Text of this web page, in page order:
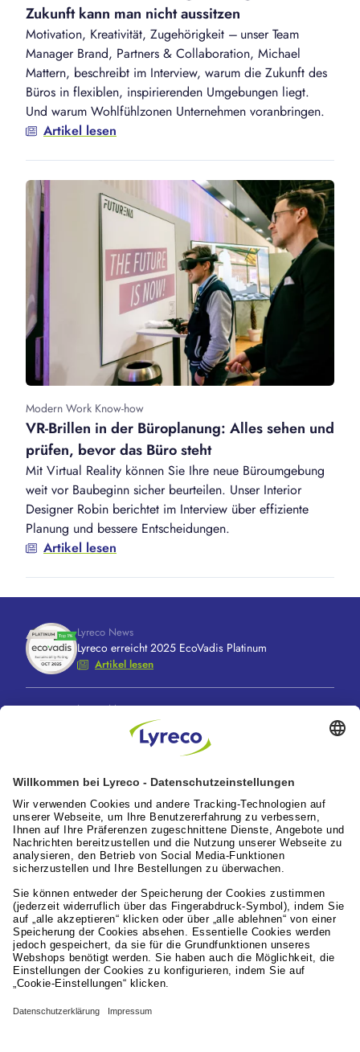
Zukunft kann man nicht aussitzen
Motivation, Kreativität, Zugehörigkeit – unser Team
Manager Brand, Partners & Collaboration, Michael
Mattern, beschreibt im Interview, warum die Zukunft des
Büros in flexiblen, inspirierenden Umgebungen liegt.
Und warum Wohlfühlzonen Unternehmen voranbringen.
Artikel lesen
Modern Work Know-how
VR-Brillen in der Büroplanung: Alles sehen und
prüfen, bevor das Büro steht
Mit Virtual Reality können Sie Ihre neue Büroumgebung
weit vor Baubeginn sicher beurteilen. Unser Interior
Designer Robin berichtet im Interview über effiziente
Planung und bessere Entscheidungen.
Artikel lesen
Lyreco News
Lyreco erreicht 2025 EcoVadis Platinum
Artikel lesen
Lyreco News
Lyreco feiert 100 Jahre “A Great Working Day.
Delivered."
Lyreco News
Lyreco Partner Convention 2026: Zentraler
Branchentreff mit Zukunftskraft
Artikel lesen
Leistungen für die Arbeitswelt
Lyreco Deutschland